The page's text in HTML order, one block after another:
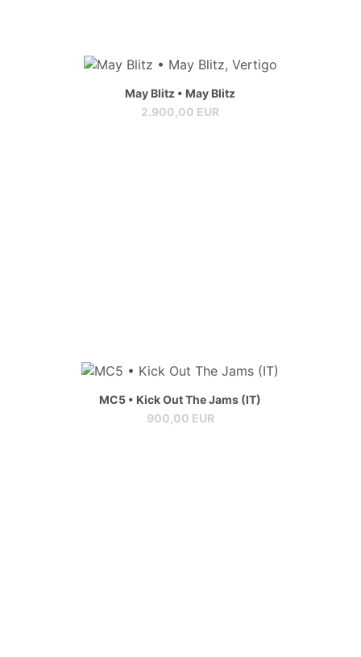
May Blitz • May Blitz
2.900,00 EUR
MC5 • Kick Out The Jams (IT)
900,00 EUR